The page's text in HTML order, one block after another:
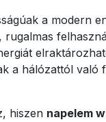
a modern
rugalmas
a hálózattól való
hiszen napelem